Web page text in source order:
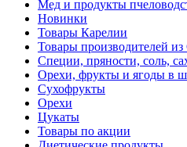
Мед и продукты
Новинки
Товары Карелии
Товары производителей из
Специи, пряности, соль,
Орехи, фрукты и ягоды в
Сухофрукты
Орехи
Цукаты
Товары по акции